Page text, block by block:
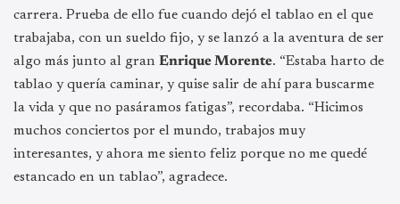
carrera. Prueba de ello fue cuando dejó el tablao en el que
trabajaba, con un sueldo fijo, y se lanzó a la aventura de ser
algo más junto al gran Enrique Morente. “Estaba harto de
tablao y quería caminar, y quise salir de ahí para buscarme
la vida y que no pasáramos fatigas”, recordaba. “Hicimos
muchos conciertos por el mundo, trabajos muy
interesantes, y ahora me siento feliz porque no me quedé
estancado en un tablao”, agradece.